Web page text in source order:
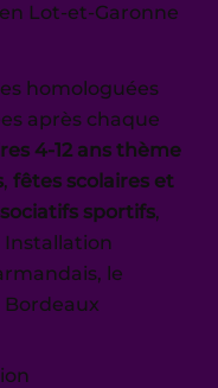
Lot-et-Garonne
homologuées
après chaque
4-12 ans thème
, fêtes scolaires et
sportifs,
Installation
le
Bordeaux